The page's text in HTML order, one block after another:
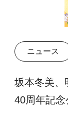
ニュース
坂本冬美、
40周年記